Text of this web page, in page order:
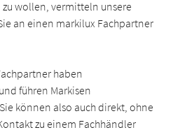
zu wollen, vermitteln unsere
an einen markilux Fachpartner
haben
führen Markisen
können also auch direkt, ohne
zu einem Fachhändler